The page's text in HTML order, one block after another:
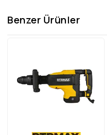
Benzer Ürünler